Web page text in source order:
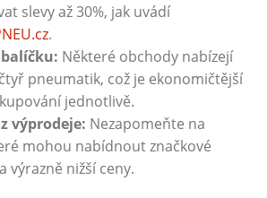
slevy až 30%, jak⁢ uvádí
.
Některé obchody nabízejí
pneumatik, což je‌ ekonomičtější
jednotlivě.
výprodeje: Nezapomeňte na
mohou nabídnout značkové
výrazně nižší ceny.